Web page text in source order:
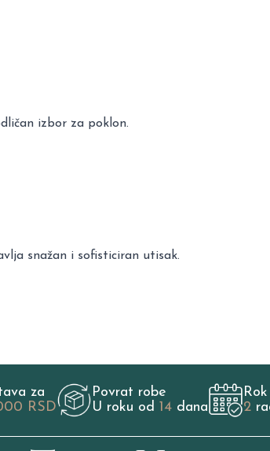
izbor za poklon.
snažan i sofisticiran utisak.
za
RSD
Povrat robe
U roku od 14 dana
2